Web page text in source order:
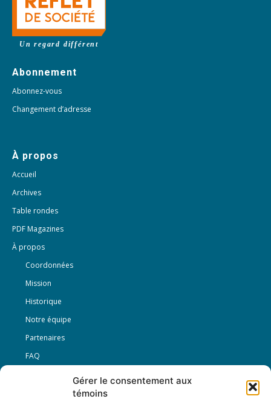
Gérer le consentement aux
témoins
Un regard différent
Abonnement
Abonnez-vous
Changement d’adresse
À propos
Accueil
Archives
Table rondes
PDF Magazines
À propos
Coordonnées
Mission
Historique
Notre équipe
Partenaires
FAQ